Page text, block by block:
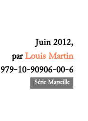
Juin 2012,
parLouis Martin
979-10-90906-00-6
Série Marseille